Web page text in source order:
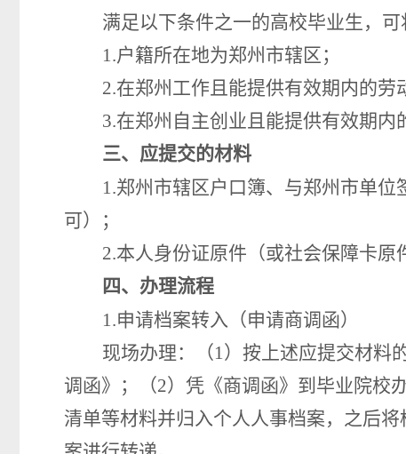
满足以下条件之一的高校毕业生，
1.户籍所在地为郑州市辖区；
2.在郑州工作且能提供有效期内的劳
3.在郑州自主创业且能提供有效期内
三、 应提交的材料
1.郑州市辖区户口簿、与郑州市单位
可）
；
2.本人身份证原件 （或社会保障卡原
四、办理流程
1.申请档案转入（申请商调函）
现场办理：（1）按上述应提交材料
调函》；（2）凭《商调函》到毕业院校
清单等材料并归入个人人事档案， 之后将